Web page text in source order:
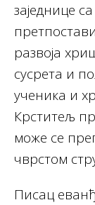
заједнице
развоја
сусрета и
ученика и
Крститељ
може се
чврстом
Писац